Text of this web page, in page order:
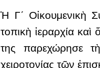
Ἡ Γ΄ Οἰκουμενικὴ
τοπικὴ ἱεραρχία
της παρεχώρησε
χειροτονίας τῶν